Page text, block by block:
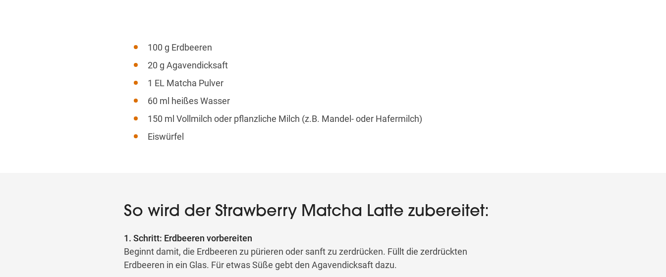
100 g Erdbeeren
20 g Agavendicksaft
1 EL Matcha Pulver
60 ml heißes Wasser
150 ml Vollmilch oder pflanzliche Milch (z.B. Mandel- oder Hafermilch)
Eiswürfel
So wird der Strawberry Matcha Latte zubereitet:
1. Schritt: Erdbeeren vorbereiten
Beginnt damit, die Erdbeeren zu pürieren oder sanft zu zerdrücken. Füllt die zerdrückten
Erdbeeren in ein Glas. Für etwas Süße gebt den Agavendicksaft dazu.